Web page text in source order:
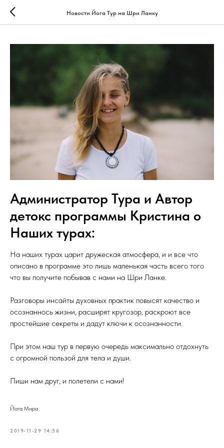
Новости Йога Тур на Шри Ланку
Администратор Тура и Автор
детокс программы Кристина о
Наших турах:
На наших турах царит дружеская атмосфера, и и все что
описано в программе это лишь маленькая часть всего того
что вы получите побывав с нами на Шри Ланке.
Разговоры инсайты духовных практик повысят качество и
осознаннось жизни, расширят кругозор, раскроют все
простейшие секреты и дадут ключи к осознанности.
При этом наш тур в первую очередь максимально отдохнуть
с огромной пользой для тела и души.
Пиши нам друг, и полетели с нами!
Йога Мира
2019-11-29 14:56